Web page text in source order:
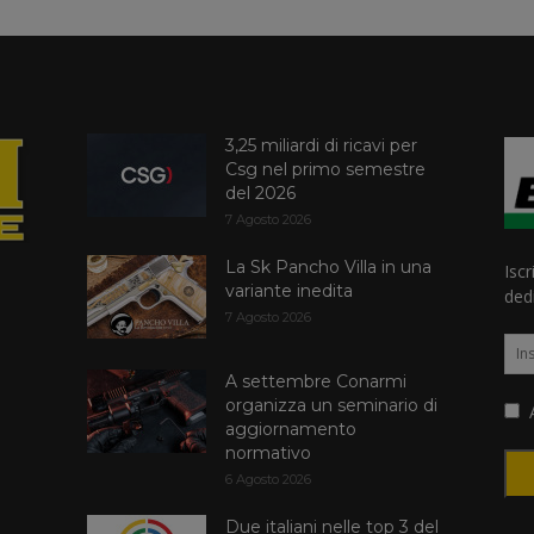
3,25 miliardi di ricavi per
Csg nel primo semestre
del 2026
7 Agosto 2026
La Sk Pancho Villa in una
variante inedita
7 Agosto 2026
A settembre Conarmi
organizza un seminario di
aggiornamento
normativo
6 Agosto 2026
Due italiani nelle top 3 del